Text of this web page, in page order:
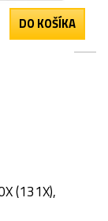
DO KOŠÍKA
(131X),